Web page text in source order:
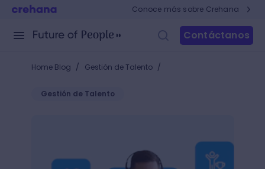
Conoce más sobre Crehana
Contáctanos
Home Blog / Gestión de Talento /
Gestión de Talento